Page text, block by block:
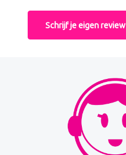
Schrijf je eigen review